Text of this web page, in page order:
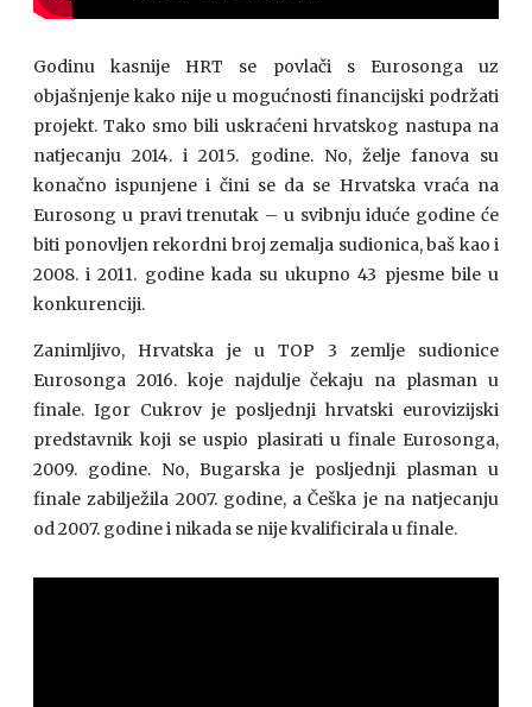
Godinu kasnije HRT se povlači s Eurosonga uz
objašnjenje kako nije u mogućnosti financijski podržati
projekt. Tako smo bili uskraćeni hrvatskog nastupa na
natjecanju 2014. i 2015. godine. No, želje fanova su
konačno ispunjene i čini se da se Hrvatska vraća na
Eurosong u pravi trenutak – u svibnju iduće godine će
biti ponovljen rekordni broj zemalja sudionica, baš kao i
2008. i 2011. godine kada su ukupno 43 pjesme bile u
konkurenciji.
Zanimljivo, Hrvatska je u TOP 3 zemlje sudionice
Eurosonga 2016. koje najdulje čekaju na plasman u
finale. Igor Cukrov je posljednji hrvatski eurovizijski
predstavnik koji se uspio plasirati u finale Eurosonga,
2009. godine. No, Bugarska je posljednji plasman u
finale zabilježila 2007. godine, a Češka je na natjecanju
od 2007. godine i nikada se nije kvalificirala u finale.